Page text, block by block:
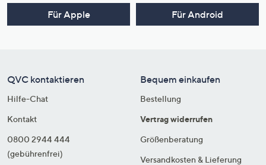
Für Apple Für Android
QVC kontaktieren
Hilfe-Chat
Kontakt
0800 2944 444
(gebührenfrei)
Bequem einkaufen
Bestellung
Vertrag widerrufen
Größenberatung
Versandkosten & Lieferung